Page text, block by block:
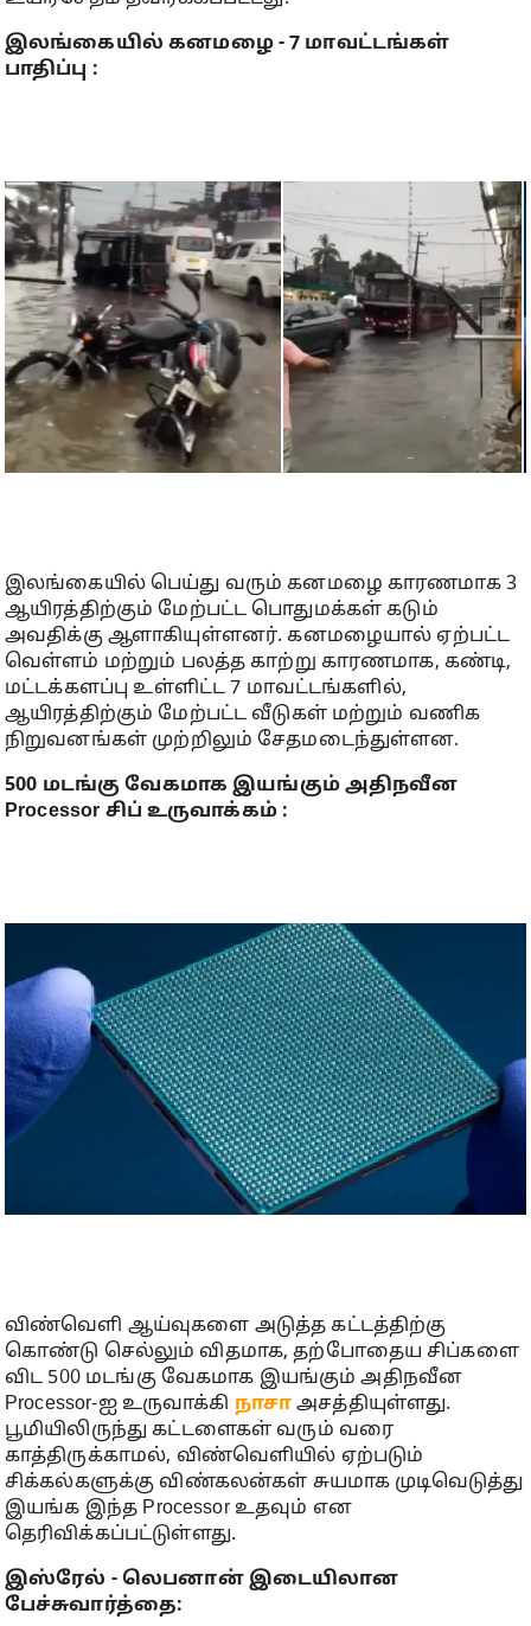
இலங்கையில் கனமழை - 7 மாவட்டங்கள்
பாதிப்பு :
இலங்கையில் பெய்து வரும் கனமழை காரணமாக 3
ஆயிரத்திற்கும் மேற்பட்ட பொதுமக்கள் கடும்
அவதிக்கு ஆளாகியுள்ளனர். கனமழையால் ஏற்பட்ட
வெள்ளம் மற்றும் பலத்த காற்று காரணமாக, கண்டி,
மட்டக்களப்பு உள்ளிட்ட 7 மாவட்டங்களில்,
ஆயிரத்திற்கும் மேற்பட்ட வீடுகள் மற்றும் வணிக
நிறுவனங்கள் முற்றிலும் சேதமடைந்துள்ளன.
500 மடங்கு வேகமாக இயங்கும் அதிநவீன
Processor சிப் உருவாக்கம் :
விண்வெளி ஆய்வுகளை அடுத்த கட்டத்திற்கு
கொண்டு செல்லும் விதமாக, தற்போதைய சிப்களை
விட 500 மடங்கு வேகமாக இயங்கும் அதிநவீன
Processor-ஐ உருவாக்கி நாசா அசத்தியுள்ளது.
பூமியிலிருந்து கட்டளைகள் வரும் வரை
காத்திருக்காமல், விண்வெளியில் ஏற்படும்
சிக்கல்களுக்கு விண்கலன்கள் சுயமாக முடிவெடுத்து
இயங்க இந்த Processor உதவும் என
தெரிவிக்கப்பட்டுள்ளது.
இஸ்ரேல் - லெபனான் இடையிலான
பேச்சுவார்த்தை: